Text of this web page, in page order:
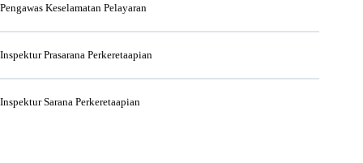
Pengawas Keselamatan Pelayaran
Inspektur Prasarana Perkeretaapian
Inspektur Sarana Perkeretaapian